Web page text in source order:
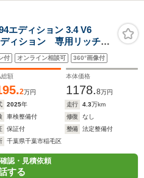
エディション 3.4 V6
ィション 専用リッチク
ヒーター&クーラー 14
パノラミックビュール
スピーカー 20イン
付 オンライン相談可 360°画像付
総額
2万円
本体価格
1178.8万円
2025年 走行 4.3万km
車検整備付 修復
なし
保証付 整備
法定整備付
千葉県千葉市稲毛区
認・見積依頼
する